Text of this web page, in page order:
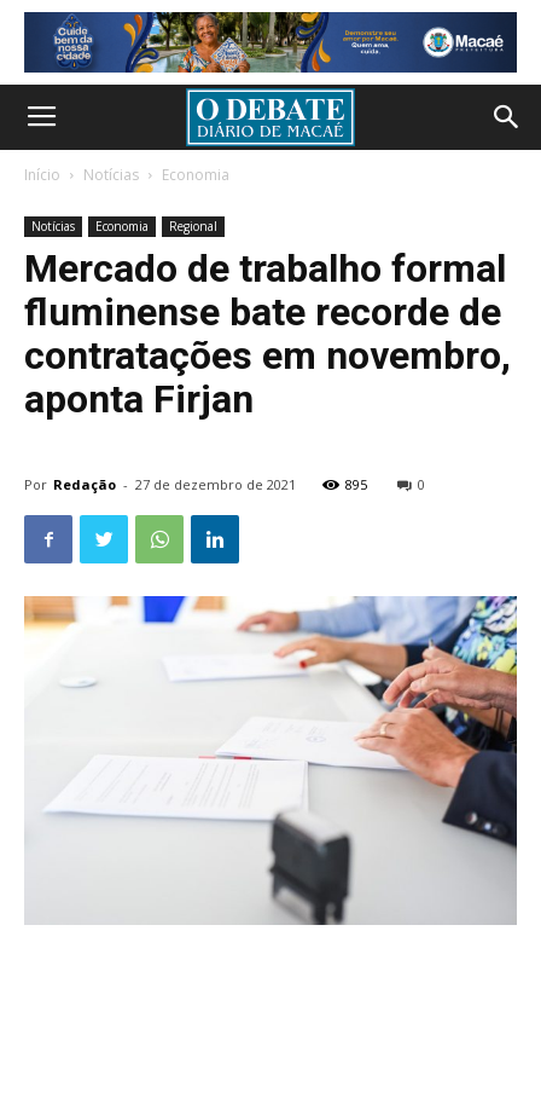
Início Notícias Economia
Notícias Economia Regional
Mercado de trabalho formal
fluminense bate recorde de
contratações em novembro,
aponta Firjan
Por Redação - 27 de dezembro de 2021 895 0